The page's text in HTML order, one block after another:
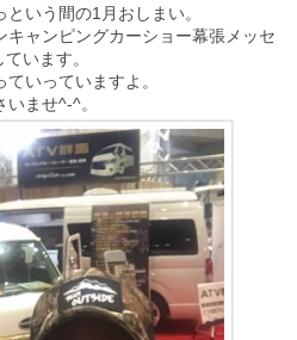
いう間の1月おしまい。
ャンピングカーショー幕張メッセ
います。
いっていますよ。
ませ^-^。